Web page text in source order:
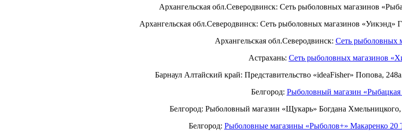
Архангельская обл.Северодвинск: Сеть рыболовных магазинов
Архангельская обл.Северодвинск: Сеть рыболовных магазинов
Архангельская обл.Северодвинск: Сеть рыболовных
Астрахань: Сеть рыболовных магазинов
Барнаул Алтайский край: Представительство «ideaFisher» Попова,
Белгород: Рыболовный магазин «Рыбацкая
Белгород: Рыболовный магазин «Щукарь» Богдана
Белгород: Рыболовные магазины «Рыболов+» Макаренко 20